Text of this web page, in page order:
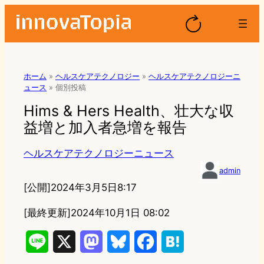
ホーム » ヘルスケアテクノロジー » ヘルスケアテクノロジーニ
ュース » 個別投稿
Hims & Hers Health、壮大な収
益増と加入者急増を報告
ヘルスケアテクノロジーニュース
admin
[公開]2024年3月5日8:17
[最終更新]2024年10月1日 08:02